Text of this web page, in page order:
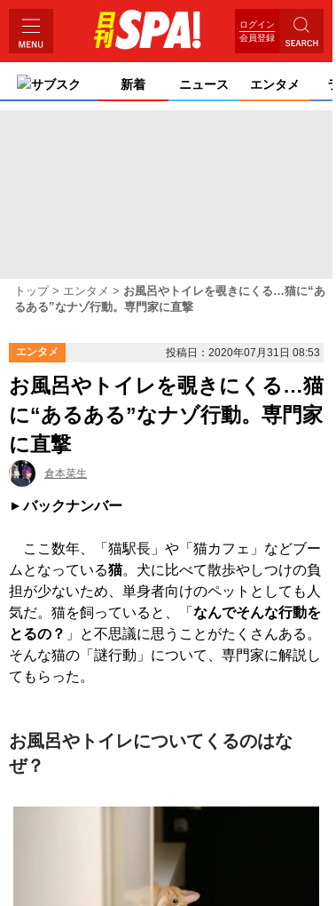
ログイン
会員登録
サブスク 新着 ニュース エンタメ
トップ エンタメ
お風呂やトイレを覗きにくる…猫に“あ
るある”なナゾ行動。専門家に直撃
エンタメ 投稿日：2020年07月31日 08:53
お風呂やトイレを覗きにくる…猫
に“あるある”なナゾ行動。専門家
に直撃
倉本菜生
バックナンバー
ここ数年、「猫駅長」や「猫カフェ」などブー
ムとなっている猫。犬に比べて散歩やしつけの負
担が少ないため、単身者向けのペットとしても人
気だ。猫を飼っていると、「 なんでそんな行動を
とるの？ 」と不思議に思うことがたくさんある。
そんな猫の「謎行動」について、専門家に解説し
てもらった。
お風呂やトイレについてくるのはな
ぜ？